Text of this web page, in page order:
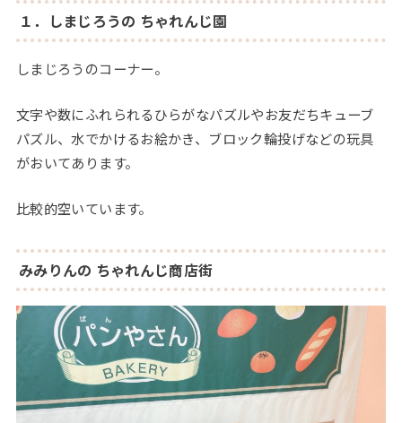
１．しまじろうの ちゃれんじ園
しまじろうのコーナー。
文字や数にふれられるひらがなパズルやお友だちキューブ
パズル、水でかけるお絵かき、ブロック輪投げなどの玩具
がおいてあります。
比較的空いています。
みみりんの ちゃれんじ商店街